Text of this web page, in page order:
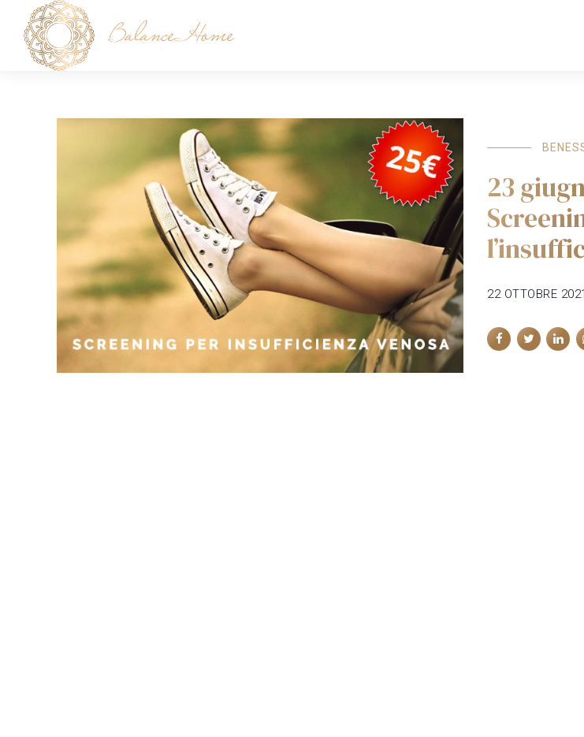
23
22 OTTOBRE 2021